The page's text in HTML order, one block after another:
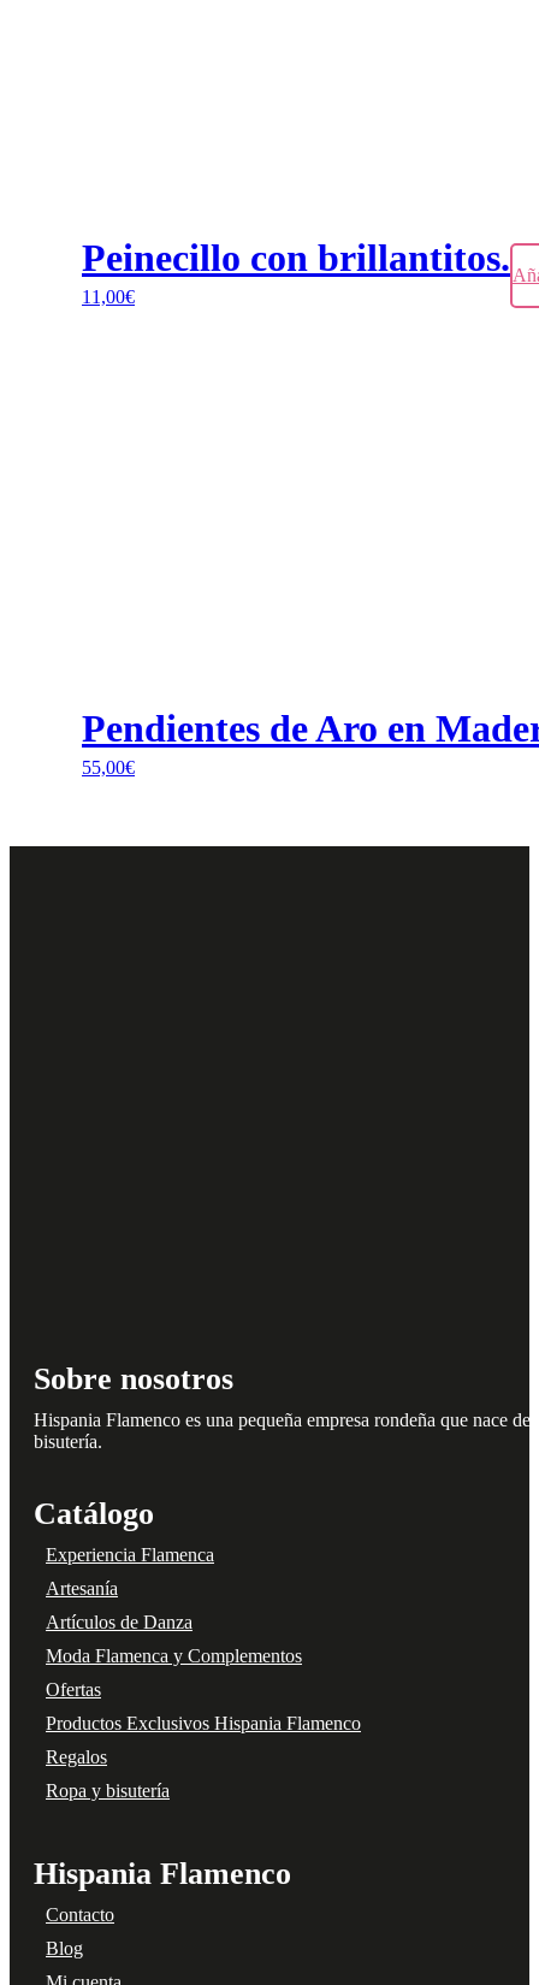
Peinecillo con brillantitos.
11,00€
Pendientes de Aro en
55,00€
Sobre nosotros
Hispania Flamenco es una pequeña empresa rondeña que nace
bisutería.
Catálogo
Experiencia Flamenca
Artesanía
Artículos de Danza
Moda Flamenca y Complementos
Ofertas
Productos Exclusivos Hispania Flamenco
Regalos
Ropa y bisutería
Hispania Flamenco
Contacto
Blog